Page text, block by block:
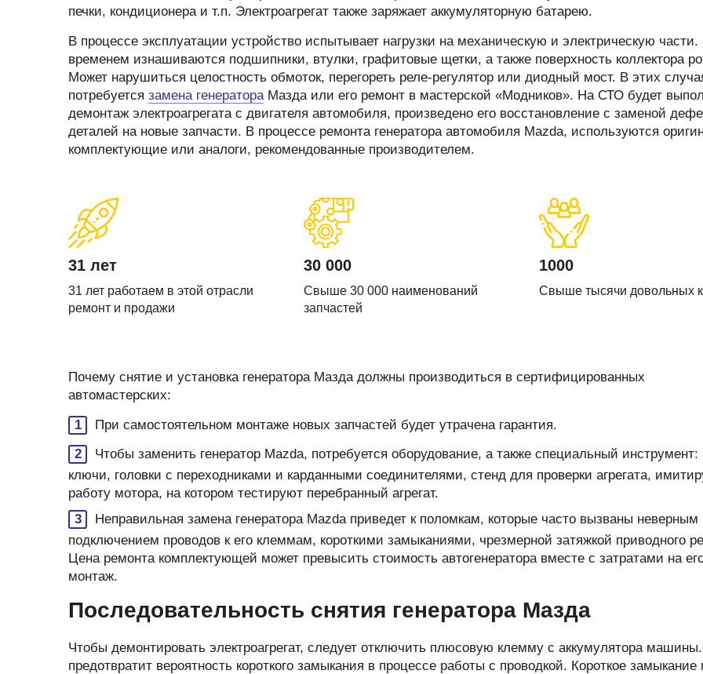
Запчасти стартера
Стартеры
Тормозные суппорты
Щетки и
щеткодержатели
специальные
Ремонт моторчика печки
(отопителя)
Ремонт суппортов
Замена стартера
Замена генераторов
Диагностика генератора
печки, кондиционера и т.п. Электроагрегат также заряжает аккумуляторную батарею.
В процессе эксплуатации устройство испытывает нагрузки на механическую и электрическую
временем изнашиваются подшипники, втулки, графитовые щетки, а также поверхность коллектора
Может нарушиться целостность обмоток, перегореть реле-регулятор или диодный мост. В этих
потребуется замена генератораМазда или его ремонт в мастерской «Модников». На СТО будет
демонтаж электроагрегата с двигателя автомобиля, произведено его восстановление с заменой
деталей на новые запчасти. В процессе ремонта генератора автомобиля Mazda, используются
комплектующие или аналоги, рекомендованные производителем.
31 лет
31 лет работаем в этой отрасли
ремонт и продажи
30 000
Свыше 30 000 наименований
запчастей
1000
Свыше тысячи довольных
Почему снятие и установка генератора Мазда должны производиться в сертифицированных
автомастерских:
При самостоятельном монтаже новых запчастей будет утрачена гарантия.
Чтобы заменить генератор Mazda, потребуется оборудование, а также специальный инструмент:
ключи, головки с переходниками и карданными соединителями, стенд для проверки агрегата,
работу мотора, на котором тестируют перебранный агрегат.
Неправильная замена генератора Mazda приведет к поломкам, которые часто вызваны неверным
подключением проводов к его клеммам, короткими замыканиями, чрезмерной затяжкой приводного
Цена ремонта комплектующей может превысить стоимость автогенератора вместе с затратами на
монтаж.
Последовательность снятия генератора Мазда
Чтобы демонтировать электроагрегат, следует отключить плюсовую клемму с аккумулятора
предотвратит вероятность короткого замыкания в процессе работы с проводкой. Короткое замыкание